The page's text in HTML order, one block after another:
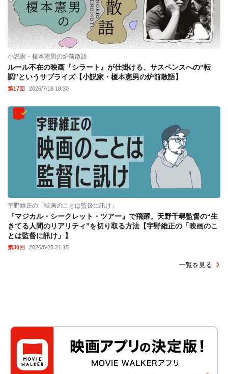
小説家・榎本憲男の炉前散語
ルール不在の映画『シラート』が仕掛ける、サスペンスへの“転
調”というサプライズ【小説家・榎本憲男の炉前散語】
第17回 2026/7/18 18:30
宇野維正の「映画のことは監督に訊け」
『マジカル・シークレット・ツアー』で飛躍。天野千尋監督の“生
きてる人間のリアリティ”を切り取る方法【宇野維正の「映画のこ
とは監督に訊け」】
第30回 2026/6/25 21:15
一覧を見る